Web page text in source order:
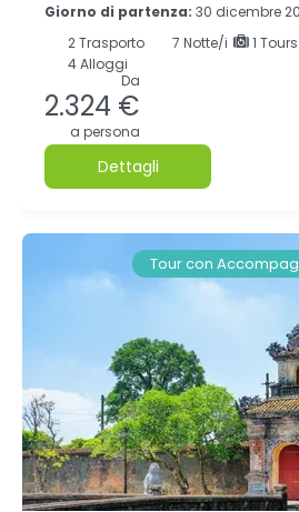
Giorno di partenza: 30 dicembre
2Trasporto 7 Notte/i
1
4 Alloggi
Da
2.324 €
a persona
Dettagli
Tour con